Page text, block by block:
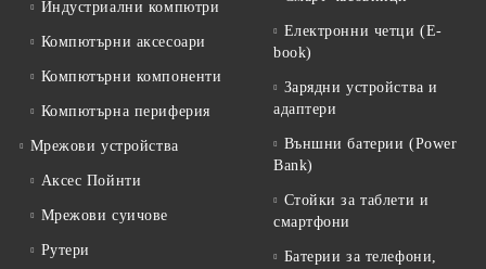
Индустриални компютри
Компютърни аксесоари
Компютърни компоненти
Компютърна периферия
Мрежови устройства
Аксес Пойнти
Мрежови суичове
Рутери
Електронни четци (E-
book)
Зарядни устройства и
адаптери
Външни батерии (Power
Bank)
Стойки за таблети и
смартфони
Батерии за телефони,